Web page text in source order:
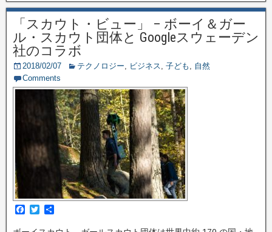
「スカウト・ビュー」 – ボーイ＆ガー
ル・スカウト団体と Googleスウェーデン
社のコラボ
2018/02/07 テクノロジー, ビジネス, 子ども , 自然
Comments
F
T
i